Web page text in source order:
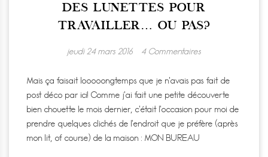
DES LUNETTES POUR
TRAVAILLER… OU PAS?
jeudi 24 mars 2016 4 Commentaires
Mais ça faisait looooongtemps que je n’avais pas fait de
post déco par ici! Comme j’ai fait une petite découverte
bien chouette le mois dernier, c’était l’occasion pour moi de
prendre quelques clichés de l’endroit que je préfère (après
mon lit, of course) de la maison : MON BUREAU